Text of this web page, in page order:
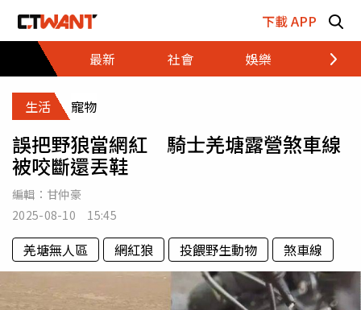
下載 APP
最新
社會 娛樂 財經
生活 寵物
誤把野狼當網紅 騎士羌塘露營煞車線
被咬斷還丟鞋
編輯： 甘仲豪
2025-08-10 15:45
羌塘無人區 網紅狼 投餵野生動物 煞車線